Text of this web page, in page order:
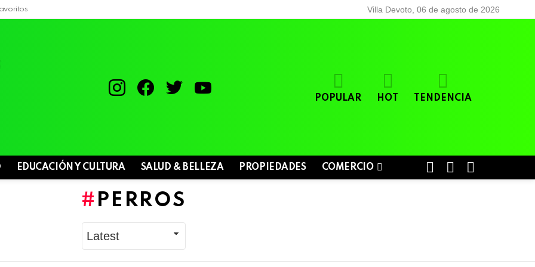
Villa Devoto, 06 de agosto de 2026
POPULAR HOT TENDENCIA
EDUCACIÓN Y CULTURA SALUD & BELLEZA PROPIEDADES COMERCIO
SWITCH
SKIN
PERROS